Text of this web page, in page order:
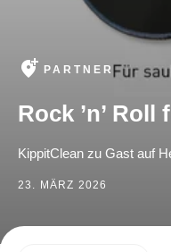
add_location_alt PARTNER
Rock ’n’
KippitClean zu Gast auf
23. MÄRZ 2026